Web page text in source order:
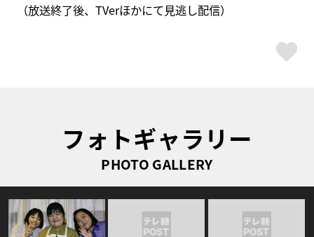
（放送終了後、TVerほかにて見逃し配信）
フォトギャラリー
PHOTO GALLERY